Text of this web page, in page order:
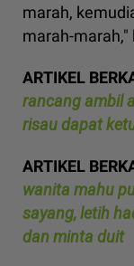
marah,
marah-marah,"
ARTIKEL
rancang ambil
risau dapat
ARTIKEL
wanita mahu
sayang, letih
dan minta duit